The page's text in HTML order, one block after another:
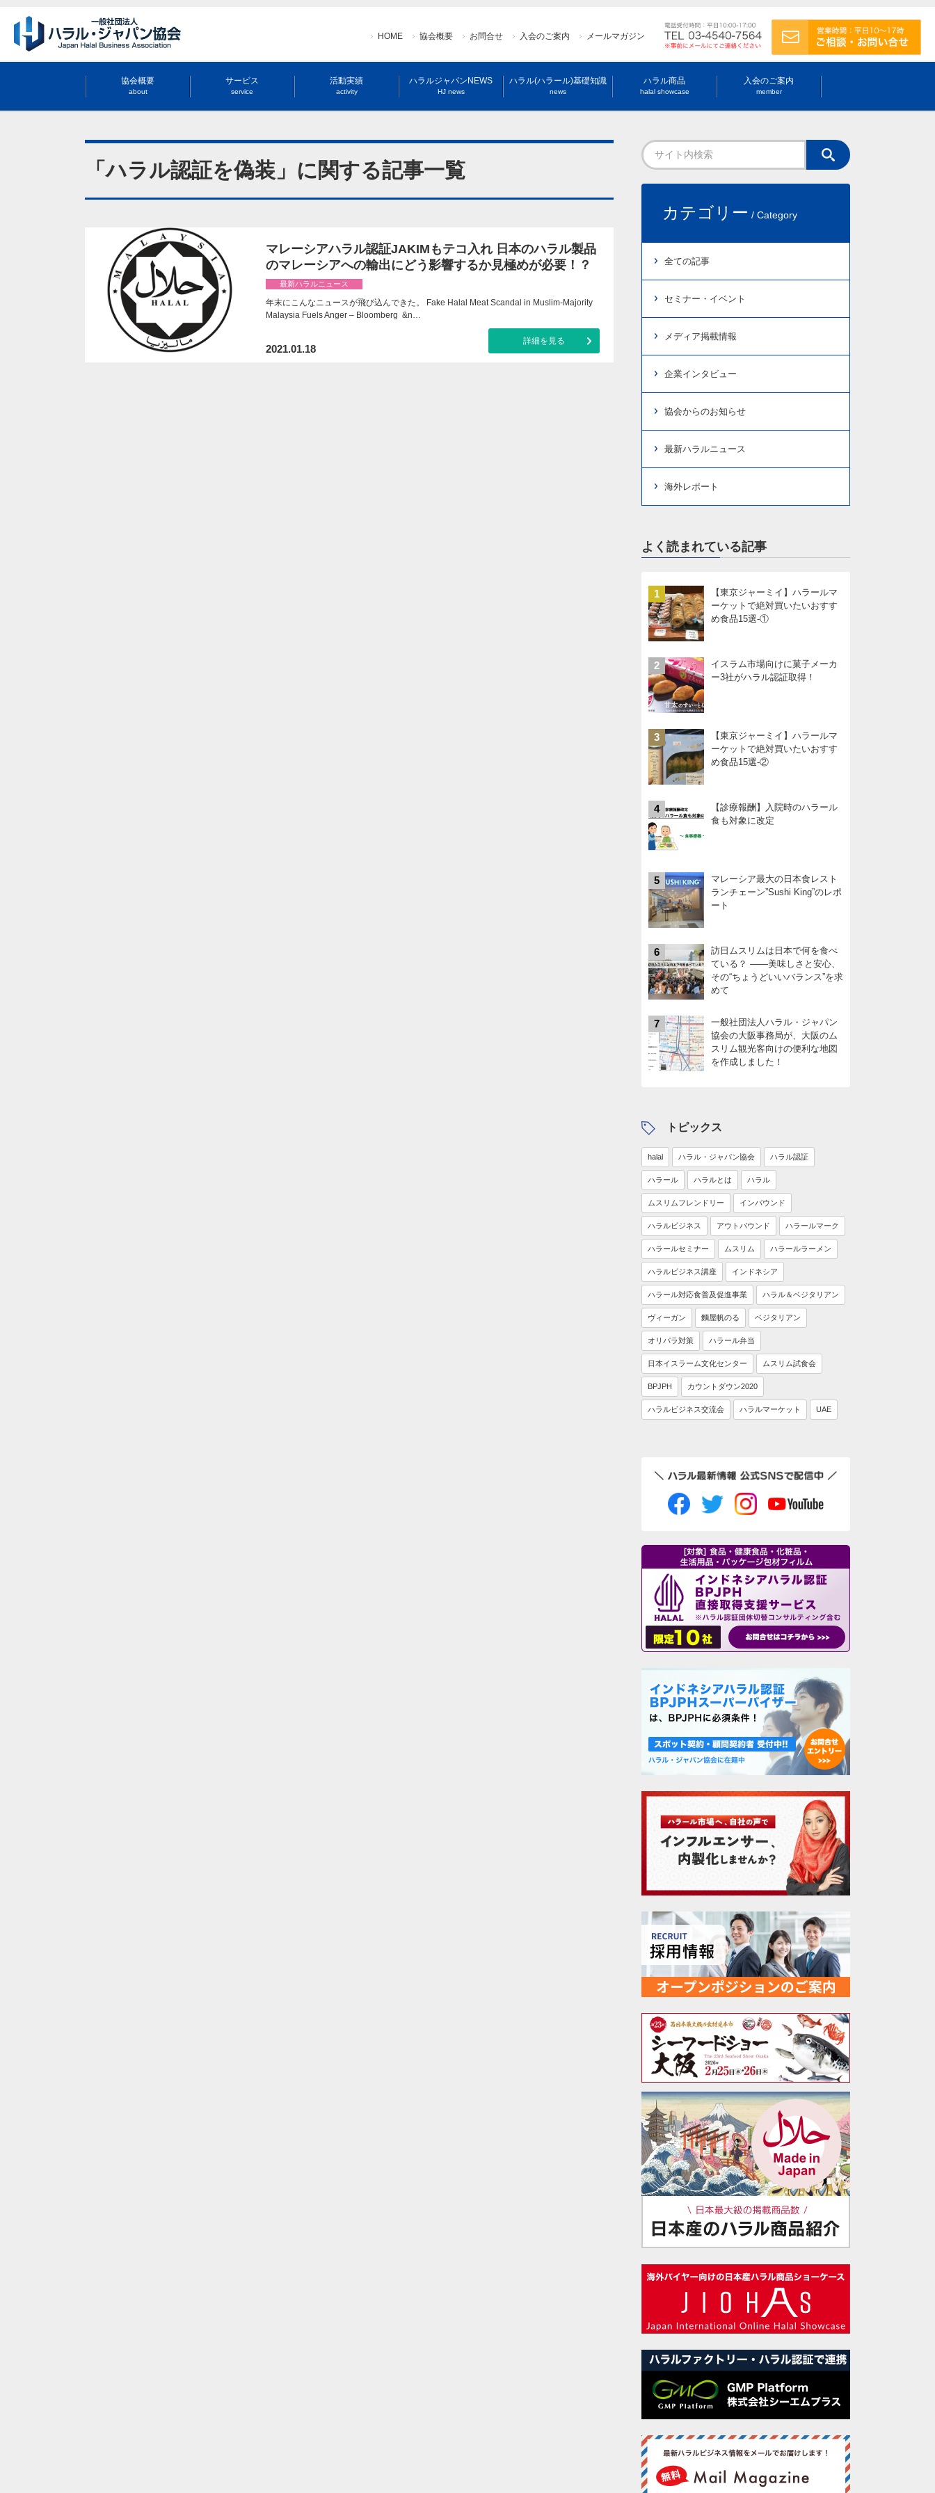
HOME 協会概要 お問合せ 入会のご案内 メールマガジン
協会概要
about
サービス
service
活動実績
activity
ハラルジャパンNEWS
HJ news
ハラル(ハラール)基礎知識
news
ハラル商品
halal showcase
入会のご案内
member
「ハラル認証を偽装」に関する記事一覧
マレーシアハラル認証JAKIMもテコ入れ 日本のハラル製品
のマレーシアへの輸出にどう影響するか見極めが必要！？
最新ハラルニュース
年末にこんなニュースが飛び込んできた。 Fake Halal Meat Scandal in Muslim-Majority
Malaysia Fuels Anger – Bloomberg &n…
2021.01.18
詳細を見る
カテゴリー / Category
全ての記事
セミナー・イベント
メディア掲載情報
企業インタビュー
協会からのお知らせ
最新ハラルニュース
海外レポート
よく読まれている記事
1
【東京ジャーミイ】ハラールマ
ーケットで絶対買いたいおすす
め食品15選-①
2
イスラム市場向けに菓子メーカ
ー3社がハラル認証取得！
3
【東京ジャーミイ】ハラールマ
ーケットで絶対買いたいおすす
め食品15選-②
4
【診療報酬】入院時のハラール
食も対象に改定
5
マレーシア最大の日本食レスト
ランチェーン”Sushi King”のレポ
ート
6
訪日ムスリムは日本で何を食べ
ている？ ――美味しさと安心、
その“ちょうどいいバランス”を求
めて
7
一般社団法人ハラル・ジャパン
協会の大阪事務局が、大阪のム
スリム観光客向けの便利な地図
を作成しました！
トピックス
halal ハラル・ジャパン協会 ハラル認証
ハラール ハラルとは ハラル
ムスリムフレンドリー インバウンド
ハラルビジネス アウトバウンド ハラールマーク
ハラールセミナー ムスリム ハラールラーメン
ハラルビジネス講座 インドネシア
ハラール対応食普及促進事業 ハラル＆ベジタリアン
ヴィーガン 麵屋帆のる ベジタリアン
オリパラ対策 ハラール弁当
日本イスラーム文化センター ムスリム試食会
BPJPH カウントダウン2020
ハラルビジネス交流会 ハラルマーケット UAE